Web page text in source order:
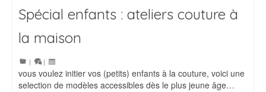
Spécial enfants : ateliers couture à
la maison
| |
vous voulez initier vos (petits) enfants à la couture, voici une
selection de modèles accessibles dès le plus jeune âge…